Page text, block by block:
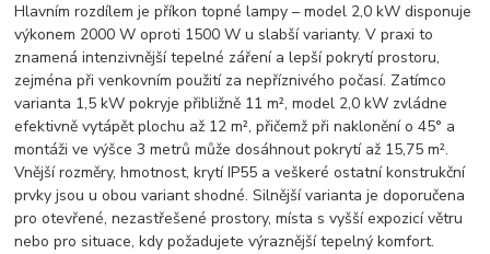
Hlavním rozdílem je příkon topné lampy – model 2,0 kW disponuje
výkonem 2000 W oproti 1500 W u slabší varianty. V praxi to
znamená intenzivnější tepelné záření a lepší pokrytí prostoru,
zejména při venkovním použití za nepříznivého počasí. Zatímco
varianta 1,5 kW pokryje přibližně 11 m², model 2,0 kW zvládne
efektivně vytápět plochu až 12 m², přičemž při naklonění o 45° a
montáži ve výšce 3 metrů může dosáhnout pokrytí až 15,75 m².
Vnější rozměry, hmotnost, krytí IP55 a veškeré ostatní konstrukční
prvky jsou u obou variant shodné. Silnější varianta je doporučena
pro otevřené, nezastřešené prostory, místa s vyšší expozicí větru
nebo pro situace, kdy požadujete výraznější tepelný komfort.